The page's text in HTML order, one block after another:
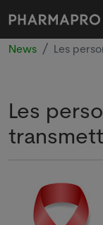
News Les
Les